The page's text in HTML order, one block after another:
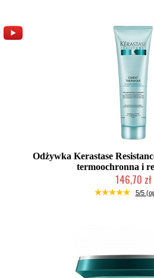
Odżywka Kerastase
termoochronna i
146,70 zł
Duża ilość (wysyłka
5/5